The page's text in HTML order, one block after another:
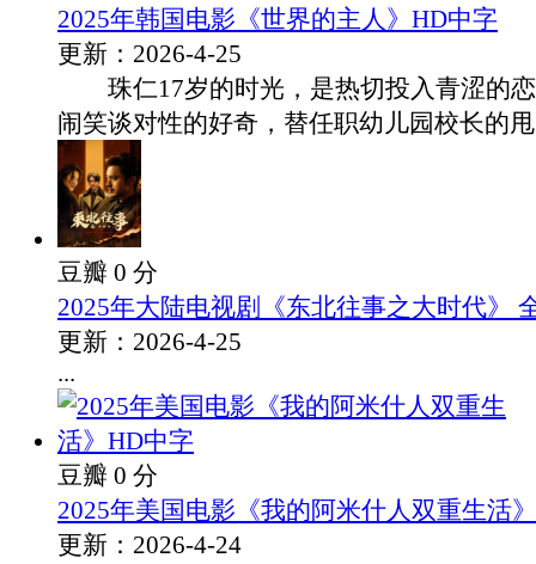
2025年韩国电影《世界的主人》HD中字
更新：2026-4-25
珠仁17岁的时光，是热切投入青涩的恋
闹笑谈对性的好奇，替任职幼儿园校长的
豆瓣 0 分
2025年大陆电视剧《东北往事之大时代》
更新：2026-4-25
...
豆瓣 0 分
2025年美国电影《我的阿米什人双重生活
更新：2026-4-24